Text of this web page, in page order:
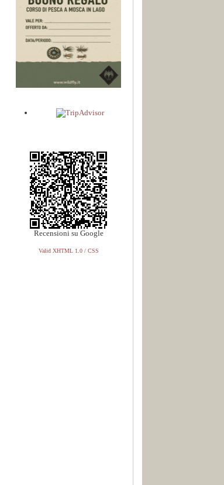
Recensioni su Google
Valid XHTML 1.0 / CSS